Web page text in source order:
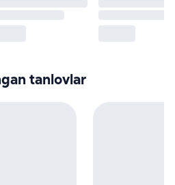
tanlovlar